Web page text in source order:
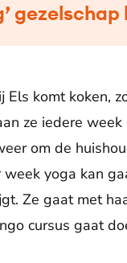
gezelschap
komt koken,
ze iedere
om de
yoga kan
Ze gaat met
cursus gaat